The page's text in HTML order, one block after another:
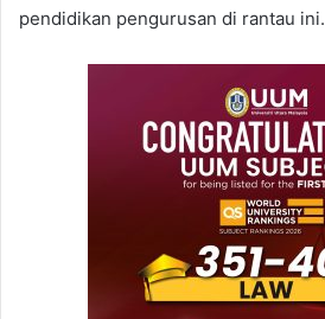
pendidikan pengurusan di rantau ini.